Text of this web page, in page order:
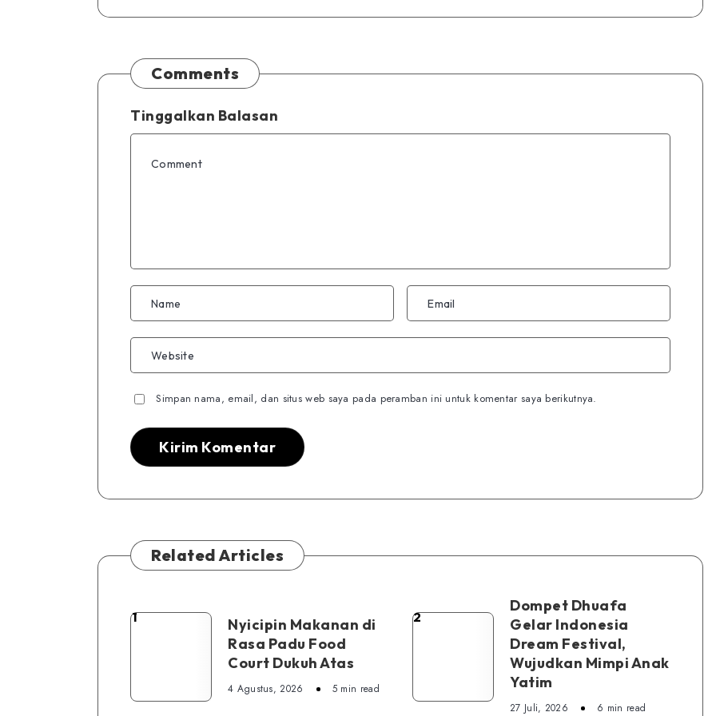
Comments
Tinggalkan Balasan
Simpan nama, email, dan situs web saya pada peramban ini untuk komentar saya berikutnya.
Related Articles
Nyicipin
1
Nyicipin Makanan di
Rasa Padu Food
Court Dukuh Atas
4 Agustus, 2026 5 min read
Dompet
2
Dompet Dhuafa
Gelar Indonesia
Dream Festival,
Wujudkan Mimpi Anak
Yatim
27 Juli, 2026 6 min read